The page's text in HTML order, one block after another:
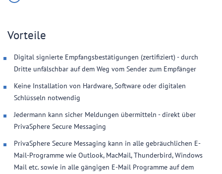
Vorteile
Digital signierte Empfangsbestätigungen (zertifiziert) - durch
Dritte unfälschbar auf dem Weg vom Sender zum Empfänger
Keine Installation von Hardware, Software oder digitalen
Schlüsseln notwendig
Jedermann kann sicher Meldungen übermitteln - direkt über
PrivaSphere Secure Messaging
PrivaSphere Secure Messaging kann in alle gebräuchlichen E-
Mail-Programme wie Outlook, MacMail, Thunderbird, Windows
Mail etc. sowie in alle gängigen E-Mail Programme auf dem